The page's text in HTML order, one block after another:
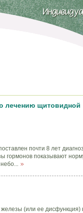
лечению щитовидной
почти 8 лет
гормонов показывают
(или ее дисфункция)